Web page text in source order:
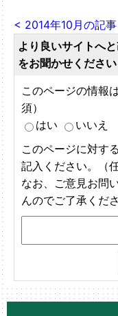
< 2014年10月の記事
より良いサイトへ
をお聞かせください
このページの情報
須）
はい
いいえ
このページに対す
記入ください。（任
なお、ご意見お問
んのでご了承くださ